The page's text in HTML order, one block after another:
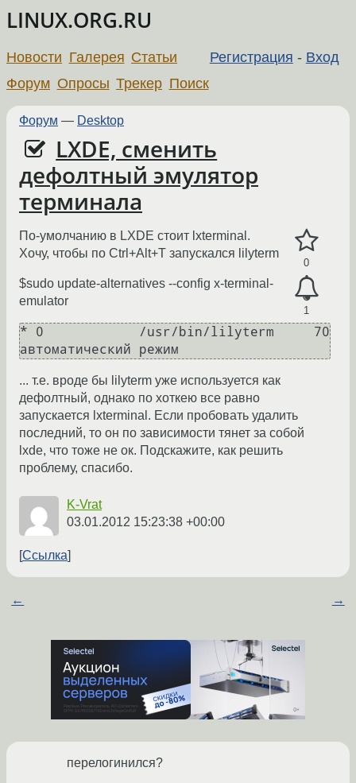
LINUX.ORG.RU
Регистрация - Вход
Новости Галерея Статьи
Форум Опросы Трекер Поиск
Форум — Desktop
LXDE, сменить
дефолтный эмулятор
терминала
0
1
По-умолчанию в LXDE стоит lxterminal.
Хочу, чтобы по Ctrl+Alt+T запускался lilyterm
$sudo update-alternatives --config x-terminal-
emulator
* 0            /usr/bin/lilyterm     70
... т.е. вроде бы lilyterm уже используется как
дефолтный, однако по хоткею все равно
запускается lxterminal. Если пробовать удалить
последний, то он по зависимости тянет за собой
lxde, что тоже не ок. Подскажите, как решить
проблему, спасибо.
K-Vrat
03.01.2012 15:23:38 +00:00
Ссылка
← →
перелогинился?